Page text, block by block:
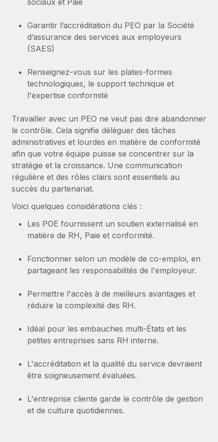
sociaux et Paie
Garantir l’accréditation du PEO par la Société
d’assurance des services aux employeurs
(SAES)
Renseignez-vous sur les plates-formes
technologiques, le support technique et
l'expertise conformité
Travailler avec un PEO ne veut pas dire abandonner
le contrôle. Cela signifie déléguer des tâches
administratives et lourdes en matière de conformité
afin que votre équipe puisse se concentrer sur la
stratégie et la croissance. Une communication
régulière et des rôles clairs sont essentiels au
succès du partenariat.
Voici quelques considérations clés :
Les POE fournissent un soutien externalisé en
matière de RH, Paie et conformité.
Fonctionner selon un modèle de co-emploi, en
partageant les responsabilités de l'employeur.
Permettre l'accès à de meilleurs avantages et
réduire la complexité des RH.
Idéal pour les embauches multi-États et les
petites entreprises sans RH interne.
L'accréditation et la qualité du service devraient
être soigneusement évaluées.
L'entreprise cliente garde le contrôle de gestion
et de culture quotidiennes.